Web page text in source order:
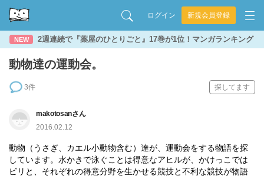
ログイン 新規会員登録
NEW 2週連続で『薬屋のひとりごと』17巻が1位！マンガランキング
動物達の運動会。
3件 探してます
makotosanさん
2016.02.12
動物（うさぎ、カエル小動物含む）達が、運動会をする物語を探
しています。水かきで泳ぐことは得意なアヒルが、かけっこでは
ビリと、それぞれの得意分野を生かせる競技と不利な競技が物語